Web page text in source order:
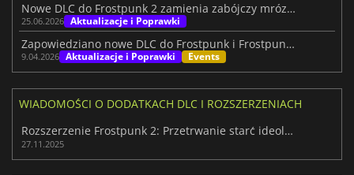
Nowe DLC do Frostpunk 2 zamienia zabójczy mróz na wulkaniczny ogień
25.06.2026 Aktualizacje i Poprawki
Zapowiedziano nowe DLC do Frostpunk i Frostpunk 2 na Nintendo Switch
9.04.2026 Aktualizacje i Poprawki Events
WIADOMOŚCI O DODATKACH DLC I ROZSZERZENIACH
Rozszerzenie Frostpunk 2: Przetrwanie starć ideologicznych w Krainie Mrozu
27.11.2025